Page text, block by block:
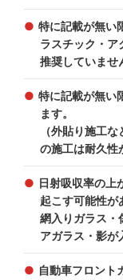
特に記載が無い
ラスチック・ア
推奨していませ
特に記載が無い
ます。
（外貼り施工
の施工は耐久性
日射吸収率の上
起こす可能性が
網入りガラス・
アガラス・影が
自動車フロント